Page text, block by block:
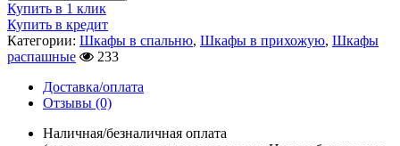
Купить в 1 клик
Купить в кредит
Категории: Шкафы в спальню, Шкафы в прихожую, Шкафы
распашные
233
Доставка/оплата
Отзывы (0)
Наличная/безналичная оплата